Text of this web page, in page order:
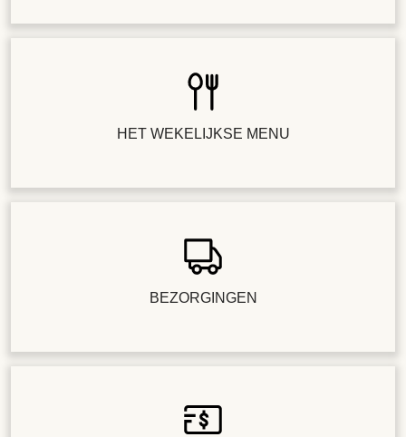
HET WEKELIJKSE MENU
BEZORGINGEN